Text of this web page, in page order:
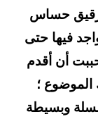
رقيق حساس
فيها حتى
أن أقدم
؛
وبسيطة